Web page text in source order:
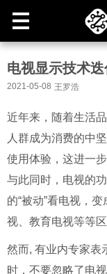
电视显示技术
2021-05-08 王罗浩
近年来，随着生活
人群成为消费的中
使用体验，这进一
与此同时，电视的
的“被动”看电视，
视、教育电视等等区
然而, 有业内专家表
时，不要忽略了电